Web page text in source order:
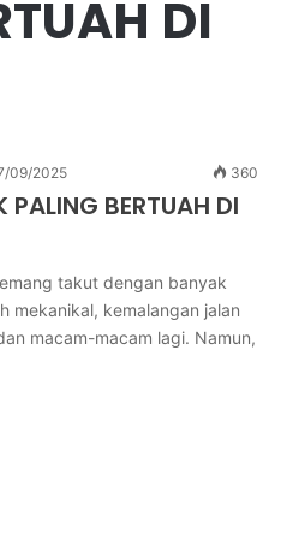
DI
09/2025 360
BERTUAH DI
takut dengan banyak
mekanikal, kemalangan jalan
macam-macam lagi. Namun,